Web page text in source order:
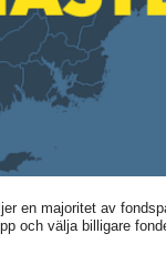
en majoritet av
och välja billigare